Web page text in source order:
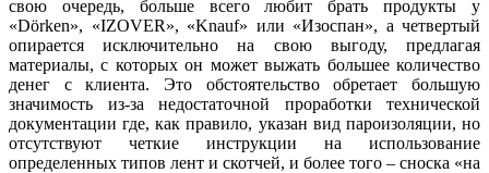
свою очередь, больше всего любит брать продукты у
«Dörken», «IZOVER», «Knauf» или «Изоспан», а четвертый
опирается исключительно на свою выгоду, предлагая
материалы, с которых он может выжать большее количество
денег с клиента. Это обстоятельство обретает большую
значимость из-за недостаточной проработки технической
документации где, как правило, указан вид пароизоляции, но
отсутствуют четкие инструкции на использование
определенных типов лент и скотчей, и более того – сноска «на